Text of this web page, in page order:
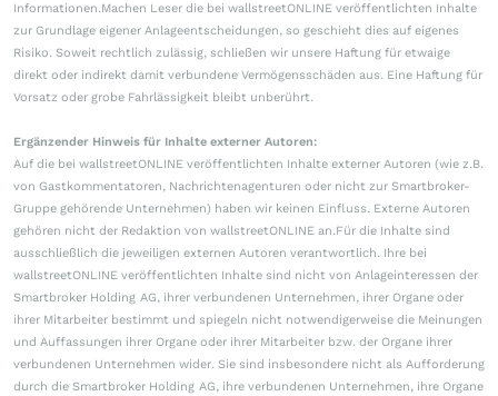
Informationen.Machen Leser die bei wallstreetONLINE veröffentlichten Inhalte
zur Grundlage eigener Anlageentscheidungen, so geschieht dies auf eigenes
Risiko. Soweit rechtlich zulässig, schließen wir unsere Haftung für etwaige
direkt oder indirekt damit verbundene Vermögensschäden aus. Eine Haftung für
Vorsatz oder grobe Fahrlässigkeit bleibt unberührt.
Ergänzender Hinweis für Inhalte externer Autoren:
Auf die bei wallstreetONLINE veröffentlichten Inhalte externer Autoren (wie z.B.
von Gastkommentatoren, Nachrichtenagenturen oder nicht zur Smartbroker-
Gruppe gehörende Unternehmen) haben wir keinen Einfluss. Externe Autoren
gehören nicht der Redaktion von wallstreetONLINE an.Für die Inhalte sind
ausschließlich die jeweiligen externen Autoren verantwortlich. Ihre bei
wallstreetONLINE veröffentlichten Inhalte sind nicht von Anlageinteressen der
Smartbroker Holding AG, ihrer verbundenen Unternehmen, ihrer Organe oder
ihrer Mitarbeiter bestimmt und spiegeln nicht notwendigerweise die Meinungen
und Auffassungen ihrer Organe oder ihrer Mitarbeiter bzw. der Organe ihrer
verbundenen Unternehmen wider. Sie sind insbesondere nicht als Aufforderung
durch die Smartbroker Holding AG, ihre verbundenen Unternehmen, ihre Organe